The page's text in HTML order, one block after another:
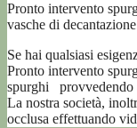
Pronto intervento
vasche di
Se hai qualsiasi
Pronto intervento
spurghi provvedendo
La nostra società,
occlusa effettuando